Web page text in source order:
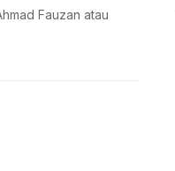
Fauzan atau